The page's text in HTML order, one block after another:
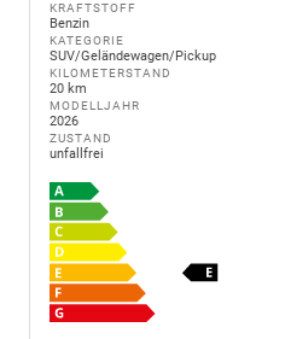
KRAFTSTOFF
Benzin
KATEGORIE
SUV/Geländewagen/Pickup
KILOMETERSTAND
20 km
MODELLJAHR
2026
ZUSTAND
unfallfrei